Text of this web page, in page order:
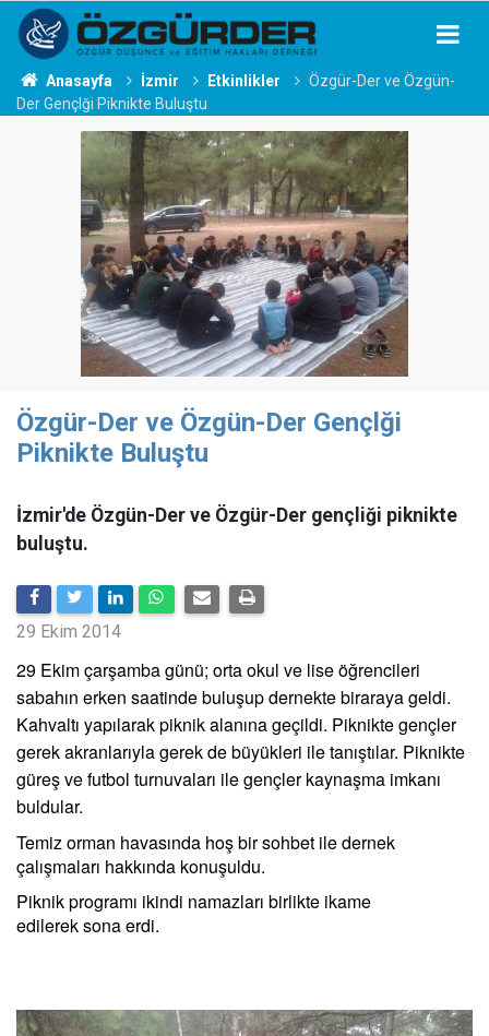
Anasayfa İzmir Etkinlikler
Özgür-Der ve Özgün-
Der Gençlği Piknikte Buluştu
Özgür-Der ve Özgün-Der Gençlği
Piknikte Buluştu
İzmir'de Özgün-Der ve Özgür-Der gençliği piknikte
buluştu.
29 Ekim 2014
29 Ekim çarşamba günü; orta okul ve lise öğrencileri
sabahın erken saatinde buluşup dernekte biraraya geldi.
Kahvaltı yapılarak piknik alanına geçildi. Piknikte gençler
gerek akranlarıyla gerek de büyükleri ile tanıştılar. Piknikte
güreş ve futbol turnuvaları ile gençler kaynaşma imkanı
buldular.
Temiz orman havasında hoş bir sohbet ile dernek
çalışmaları hakkında konuşuldu.
Piknik programı ikindi namazları birlikte ikame
edilerek sona erdi.